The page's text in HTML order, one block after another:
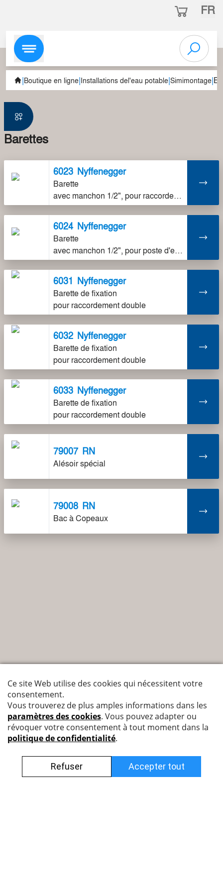
FR
|Boutique en ligne|Installations del'eau potable|Simimontage|
Barettes
6023 Nyffenegger
Barette
avec manchon 1/2", pour raccordement double
6024 Nyffenegger
Barette
avec manchon 1/2", pour poste d'eau simple
6031 Nyffenegger
Barette de fixation
pour raccordement double
6032 Nyffenegger
Barette de fixation
pour raccordement double
6033 Nyffenegger
Barette de fixation
pour raccordement double
79007 RN
Alésoir spécial
79008 RN
Bac à Copeaux
Nyffenegger Armaturen AG
Leutschenbachstrasse 38